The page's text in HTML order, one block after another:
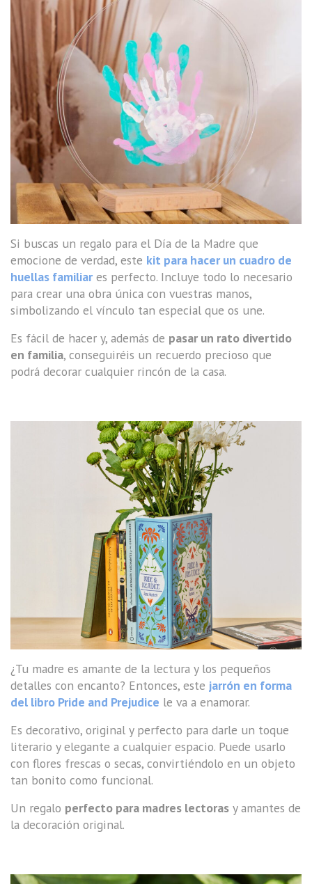
Si buscas un regalo para el Día de la Madre que
emocione de verdad, este kit para hacer un cuadro de
huellas familiar es perfecto. Incluye todo lo necesario
para crear una obra única con vuestras manos,
simbolizando el vínculo tan especial que os une.
Es fácil de hacer y, además de pasar un rato divertido
en familia, conseguiréis un recuerdo precioso que
podrá decorar cualquier rincón de la casa.
¿Tu madre es amante de la lectura y los pequeños
detalles con encanto? Entonces, este jarrón en forma
del libro Pride and Prejudice le va a enamorar.
Es decorativo, original y perfecto para darle un toque
literario y elegante a cualquier espacio. Puede usarlo
con flores frescas o secas, convirtiéndolo en un objeto
tan bonito como funcional.
Un regalo perfecto para madres lectoras y amantes de
la decoración original.